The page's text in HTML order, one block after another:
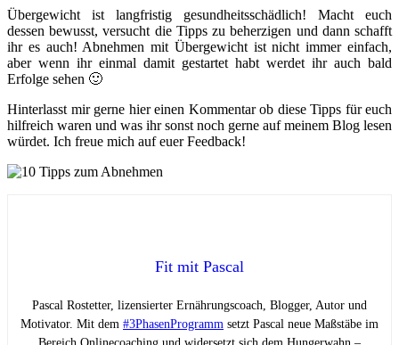
Übergewicht ist langfristig gesundheitsschädlich! Macht euch
dessen bewusst, versucht die Tipps zu beherzigen und dann schafft
ihr es auch! Abnehmen mit Übergewicht ist nicht immer einfach,
aber wenn ihr einmal damit gestartet habt werdet ihr auch bald
Erfolge sehen 🙂
Hinterlasst mir gerne hier einen Kommentar ob diese Tipps für euch
hilfreich waren und was ihr sonst noch gerne auf meinem Blog lesen
würdet. Ich freue mich auf euer Feedback!
Fit mit Pascal
Pascal Rostetter, lizensierter Ernährungscoach, Blogger, Autor und
Motivator. Mit dem #3PhasenProgramm setzt Pascal neue Maßstäbe im